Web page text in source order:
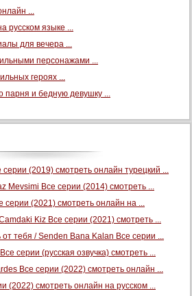
...
русском языке ...
для вечера ...
персонажами ...
героях ...
парня и бедную девушку ...
(2019) смотреть онлайн турецкий ...
Mevsimi Все серии (2014) смотреть ...
серии (2021) смотреть онлайн на ...
Kiz Все серии (2021) смотреть ...
от тебя / Senden Bana Kalan Все серии ...
серии (русская озвучка) смотреть ...
Все серии (2022) смотреть онлайн ...
(2022) смотреть онлайн на русском ...